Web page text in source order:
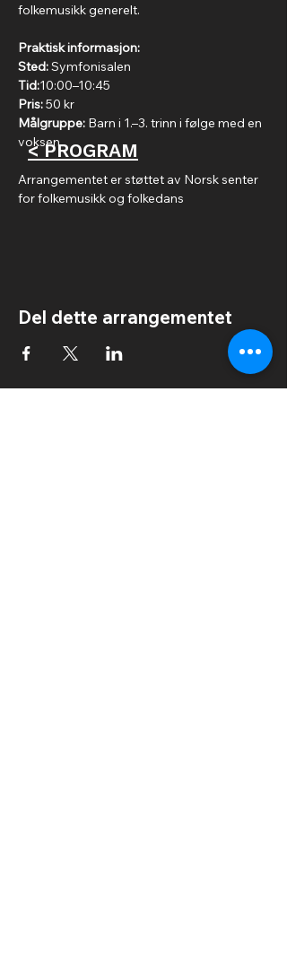
folkemusikk generelt.
Praktisk informasjon:
Sted: Symfonisalen
Tid:10:00–10:45
Pris: 50 kr
Målgruppe: Barn i 1.–3. trinn i følge med en
voksen.
Arrangementet er støttet av Norsk senter
for folkemusikk og folkedans
Del dette arrangementet
< PROGRAM